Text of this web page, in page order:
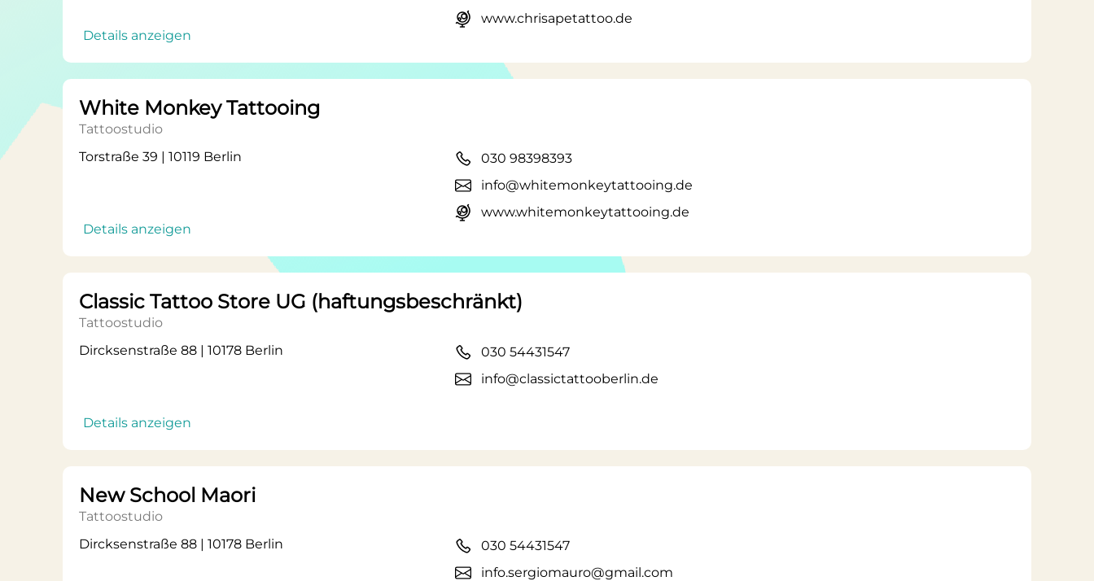
Details anzeigen
www.chrisapetattoo.de
White Monkey Tattooing
Tattoostudio
Torstraße 39 | 10119 Berlin
Details anzeigen
030 98398393
info@whitemonkeytattooing.de
www.whitemonkeytattooing.de
Classic Tattoo Store UG (haftungsbeschränkt)
Tattoostudio
Dircksenstraße 88 | 10178 Berlin
Details anzeigen
030 54431547
info@classictattooberlin.de
New School Maori
Tattoostudio
Dircksenstraße 88 | 10178 Berlin
030 54431547
info.sergiomauro@gmail.com